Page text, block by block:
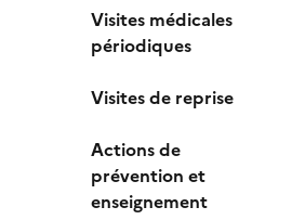
Visites médicales
périodiques
Visites de reprise
Actions de
prévention et
enseignement